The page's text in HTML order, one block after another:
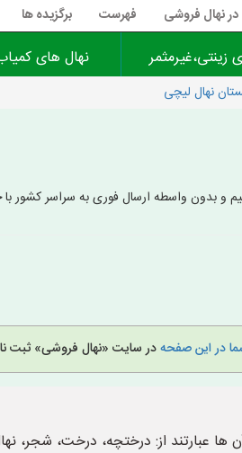
در نهال فروشی فهرست برگزیده ها
زینتی،غیرمثمر نهال های
نهال لیچی
بدون واسطه ارسال فوری به سراسر کشور با
در این صفحهدر سایت «نهال فروشی» ثبت